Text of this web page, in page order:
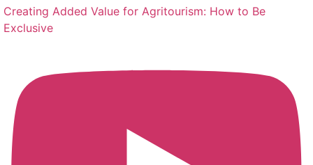
Creating Added Value for Agritourism: How to Be
Exclusive